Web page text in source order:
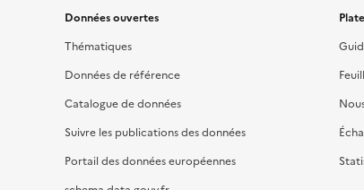
Données ouvertes
Thématiques
Données de référence
Catalogue de données
Suivre les publications des données
Portail des données européennes